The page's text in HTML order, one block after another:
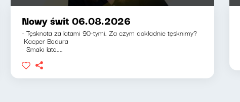
Nowy świt 06.08.2026
- Tęsknota za latami 90-tymi. Za czym dokładnie tęsknimy?
Kacper Badura
- Smaki lata....